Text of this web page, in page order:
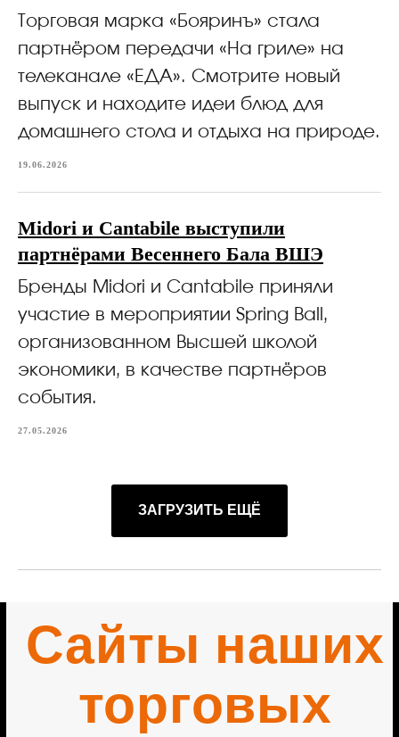
Торговая марка «Бояринъ» стала
партнёром передачи «На гриле» на
телеканале «ЕДА». Смотрите новый
выпуск и находите идеи блюд для
домашнего стола и отдыха на природе.
19.06.2026
Midori и Cantabile выступили
партнёрами Весеннего Бала ВШЭ
Бренды Midori и Cantabile приняли
участие в мероприятии Spring Ball,
организованном Высшей школой
экономики, в качестве партнёров
события.
27.05.2026
ЗАГРУЗИТЬ ЕЩЁ